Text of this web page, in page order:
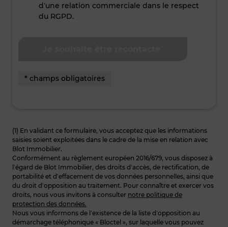
d’une relation commerciale dans le respect
du RGPD.
* champs obligatoires
(1) En validant ce formulaire, vous acceptez que les informations
saisies soient exploitées dans le cadre de la mise en relation avec
Blot Immobilier.
Conformément au règlement européen 2016/679, vous disposez à
l’égard de Blot Immobilier, des droits d’accès, de rectification, de
portabilité et d’effacement de vos données personnelles, ainsi que
du droit d’opposition au traitement. Pour connaître et exercer vos
droits, nous vous invitons à consulter notre politique de
protection des données.
Nous vous informons de l’existence de la liste d’opposition au
démarchage téléphonique « Bloctel », sur laquelle vous pouvez